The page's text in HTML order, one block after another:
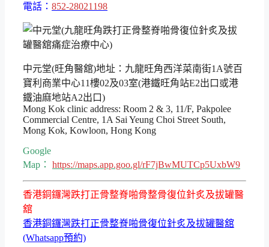
電話： 852-28021198
中元堂(旺角醫舘)地址：九龍旺角西洋菜南街1A號百
寶利商業中心11樓02及03室(港鐵旺角站E2出口或港
鐵油麻地站A2出口)
Mong Kok clinic address: Room 2 & 3, 11/F, Pakpolee
Commercial Centre, 1A Sai Yeung Choi Street South,
Mong Kok, Kowloon, Hong Kong
Google
Map： https://maps.app.goo.gl/rF7jBwMUTCp5UxbW9
香港銅鑼灣跌打正骨整脊啪骨整骨復位針炙及拔罐醫
舘
香港銅鑼灣跌打正骨整脊啪骨復位針炙及拔罐醫舘
(Whatsapp預約)